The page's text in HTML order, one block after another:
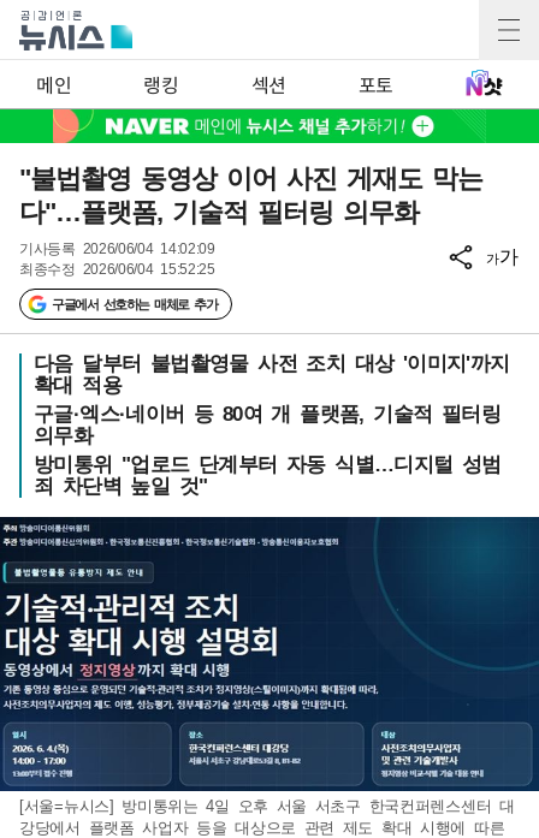
메인 랭킹 섹션 포토
"불법촬영 동영상 이어 사진 게재도 막는
다"…플랫폼, 기술적 필터링 의무화
기사등록 2026/06/04 14:02:09
최종수정 2026/06/04 15:52:25
구글에서 선호하는 매체로 추가
가가
다음 달부터 불법촬영물 사전 조치 대상 '이미지'까지
확대 적용
구글·엑스·네이버 등 80여 개 플랫폼, 기술적 필터링
의무화
방미통위 "업로드 단계부터 자동 식별…디지털 성범
죄 차단벽 높일 것"
[서울=뉴시스] 방미통위는 4일 오후 서울 서초구 한국컨퍼렌스센터 대
강당에서 플랫폼 사업자 등을 대상으로 관련 제도 확대 시행에 따른